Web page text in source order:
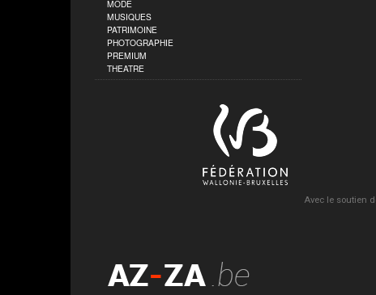
MODE
MUSIQUES
PATRIMOINE
PHOTOGRAPHIE
PREMIUM
THEATRE
Avec le soutien